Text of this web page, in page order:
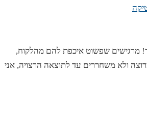
מרגישים שפשוט איכפת להם מהלקוח,
ולא משחררים עד לתוצאה הרצויה, אני